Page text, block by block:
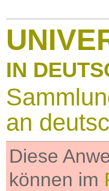
IN
an
Diese
können im